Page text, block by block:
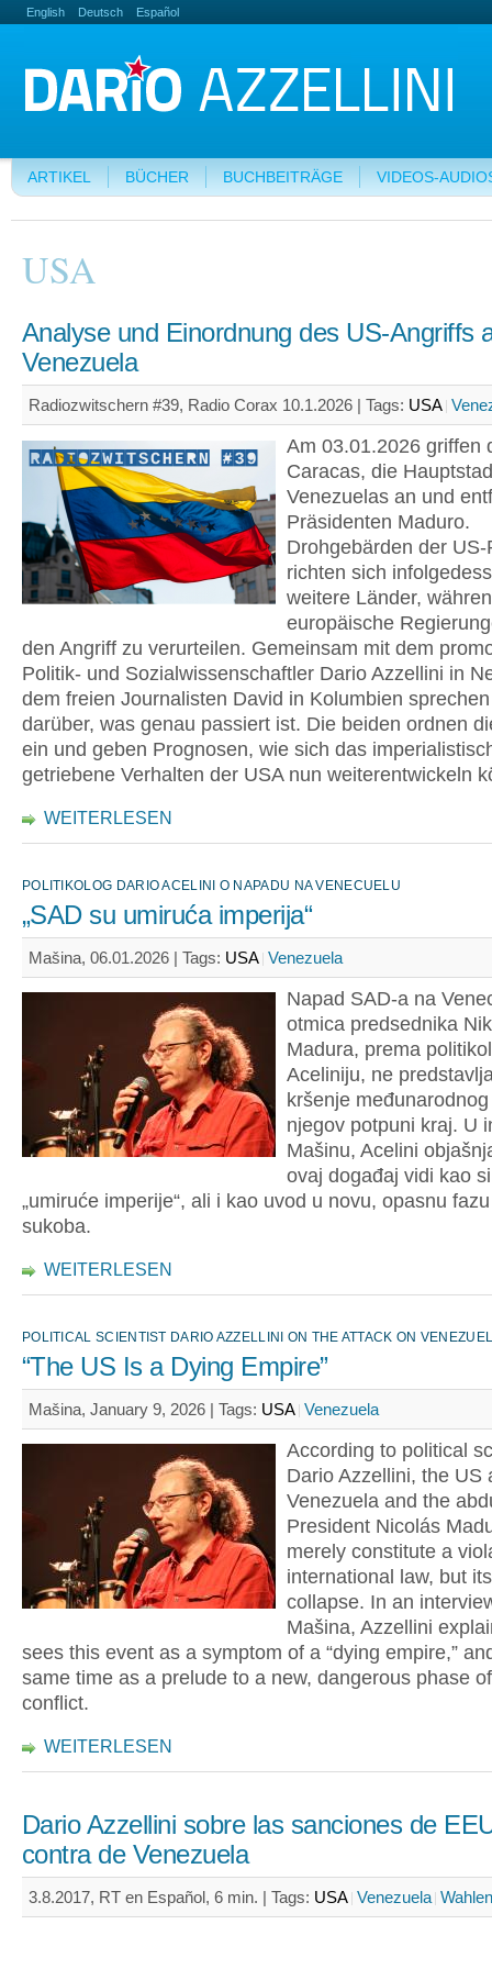
English Deutsch Español
ARTIKEL BÜCHER BUCHBEITRÄGE VIDEOS-
USA
Analyse und Einordnung des US-Angriffs
Venezuela
Radiozwitschern #39, Radio Corax 10.1.2026 | Tags: USA
Am 03.01.2026 griffen
Caracas, die
Venezuelas an und
Präsidenten Maduro.
Drohgebärden der
richten sich
weitere Länder,
europäische
den Angriff zu verurteilen. Gemeinsam mit dem
Politik- und Sozialwissenschaftler Dario Azzellini in
dem freien Journalisten David in Kolumbien
darüber, was genau passiert ist. Die beiden ordnen
ein und geben Prognosen, wie sich das
getriebene Verhalten der USA nun weiterentwickeln
WEITERLESEN
POLITIKOLOG DARIO ACELINI O NAPADU NA VENECUELU
„SAD su umiruća imperija“
Mašina, 06.01.2026 | Tags: USA Venezuela
Napad SAD-a na
otmica predsednika
Madura, prema
Aceliniju, ne
kršenje
njegov potpuni kraj. U
Mašinu, Acelini
ovaj događaj vidi kao
„umiruće imperije“, ali i kao uvod u novu, opasnu
sukoba.
WEITERLESEN
POLITICAL SCIENTIST DARIO AZZELLINI ON THE ATTACK ON
“The US Is a Dying Empire”
Mašina, January 9, 2026 | Tags: USA Venezuela
According to political
Dario Azzellini, the US
Venezuela and the
President Nicolás
merely constitute a
international law, but
collapse. In an
Mašina, Azzellini
sees this event as a symptom of a “dying empire,”
same time as a prelude to a new, dangerous phase
conflict.
WEITERLESEN
Dario Azzellini sobre las sanciones de
contra de Venezuela
3.8.2017, RT en Español, 6 min. | Tags: USA Venezuela Wahlen